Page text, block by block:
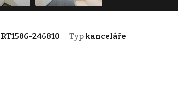
RT1586-246810 Typ kanceláře